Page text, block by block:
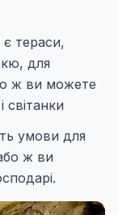
тераси,
для
ж ви можете
умови для
ж ви